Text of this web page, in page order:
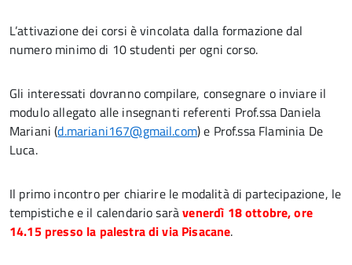
L’attivazione dei corsi è vincolata dalla formazione dal
numero minimo di 10 studenti per ogni corso.
Gli interessati dovranno compilare, consegnare o inviare il
modulo allegato alle insegnanti referenti Prof.ssa Daniela
Mariani (d.mariani167@gmail.com) e Prof.ssa Flaminia De
Luca.
Il primo incontro per chiarire le modalità di partecipazione, le
tempistiche e il calendario saràvenerdì 18 ottobre, ore
14.15 presso la palestra di via Pisacane.